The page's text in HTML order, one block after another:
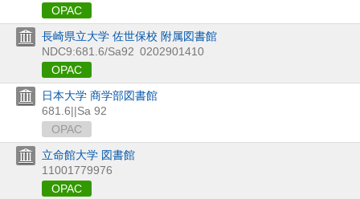
OPAC
長崎県立大学 佐世保校 附属図書館
NDC9:681.6/Sa92 0202901410
OPAC
日本大学 商学部図書館
681.6||Sa 92
OPAC
立命館大学 図書館
11001779976
OPAC